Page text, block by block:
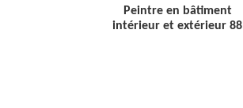
Peintre en bâtiment
intérieur et extérieur 88